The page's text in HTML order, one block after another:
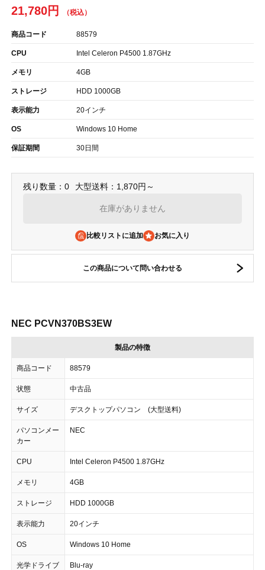
21,780円
商品コード 88579
CPU Intel Celeron P4500 1.87GHz
メモリ 4GB
ストレージ HDD 1000GB
表示能力 20インチ
OS Windows 10 Home
保証期間 30日間
残り数量：0 大型送料：1,870円～
在庫がありません
比較リストに追加
この商品について問い合わせる
NEC PCVN370BS3EW
製品の特徴
商品コード 88579
状態 中古品
サイズ デスクトップパソコン (大型送料)
パソコンメー
カー
NEC
CPU Intel Celeron P4500 1.87GHz
メモリ 4GB
ストレージ HDD 1000GB
表示能力 20インチ
OS Windows 10 Home
光学ドライブ Blu-ray